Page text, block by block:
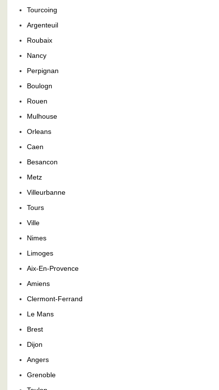
Tourcoing
Argenteuil
Roubaix
Nancy
Perpignan
Boulogn
Rouen
Mulhouse
Orleans
Caen
Besancon
Metz
Villeurbanne
Tours
Ville
Nimes
Limoges
Aix-En-Provence
Amiens
Clermont-Ferrand
Le Mans
Brest
Dijon
Angers
Grenoble